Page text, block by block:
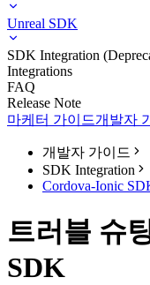
Unreal SDK
SDK Integration
Integrations
FAQ
Release Note
마케터 가이드개발자
개발자 가이드
SDK Integration
Cordova-Ionic
트러블 슈
SDK